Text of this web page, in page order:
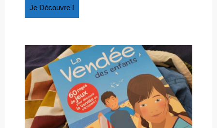
Je Découvre !
Découvre